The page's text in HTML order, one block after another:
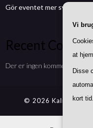
Gör eventet mer synligt
Recent
Der er ingen kommentarer at
© 2026
Vi
at
Disse
kort tid.